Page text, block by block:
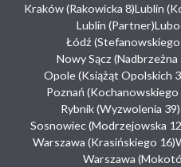
Kraków (Rakowicka 8)Lublin
Lublin (Partner)
Łódź
Nowy Sącz (Nadbrzeżna
Opole (Książąt Opolskich
Poznań (Kochanowskiego
Rybnik (Wyzwolenia 39)
Sosnowiec (Modrzejowska
Warszawa (Krasińskiego 16)
Warszawa